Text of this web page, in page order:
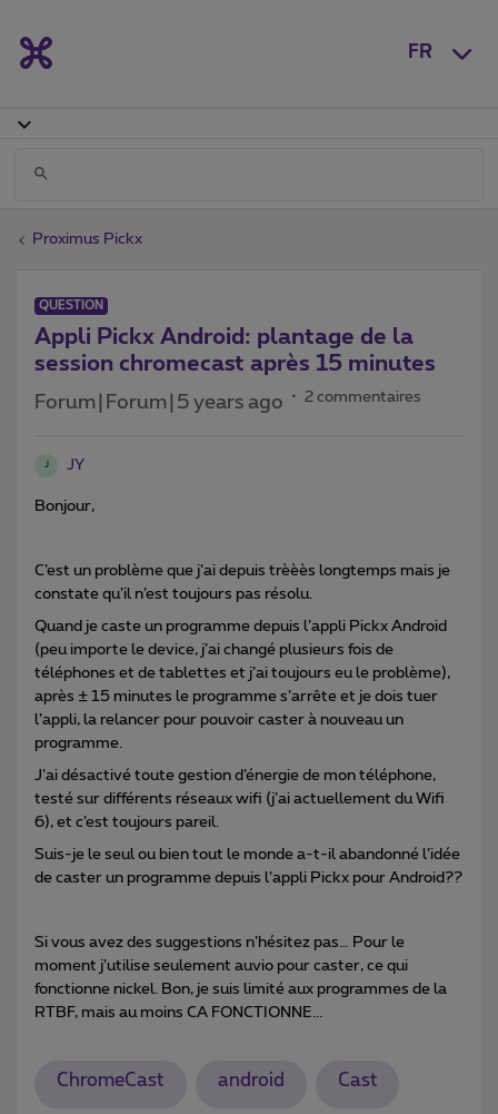
FR
Proximus Pickx
QUESTION
Appli Pickx Android: plantage de la
session chromecast après 15 minutes
Forum|Forum|5 years ago 2 commentaires
J JY
Bonjour,
C’est un problème que j’ai depuis trèèès longtemps mais je
constate qu’il n’est toujours pas résolu.
Quand je caste un programme depuis l’appli Pickx Android
(peu importe le device, j’ai changé plusieurs fois de
téléphones et de tablettes et j’ai toujours eu le problème),
après ± 15 minutes le programme s’arrête et je dois tuer
l’appli, la relancer pour pouvoir caster à nouveau un
programme.
J’ai désactivé toute gestion d’énergie de mon téléphone,
testé sur différents réseaux wifi (j’ai actuellement du Wifi
6), et c’est toujours pareil.
Suis-je le seul ou bien tout le monde a-t-il abandonné l’idée
de caster un programme depuis l’appli Pickx pour Android??
Si vous avez des suggestions n’hésitez pas… Pour le
moment j’utilise seulement auvio pour caster, ce qui
fonctionne nickel. Bon, je suis limité aux programmes de la
RTBF, mais au moins CA FONCTIONNE...
ChromeCast android Cast